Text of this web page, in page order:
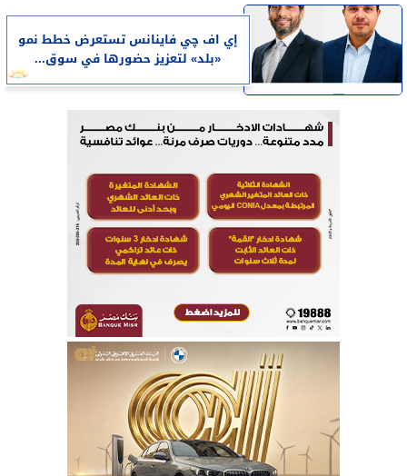
إي اف چي فاينانس تستعرض خطط نمو
«بلد» لتعزيز حضورها في سوق...